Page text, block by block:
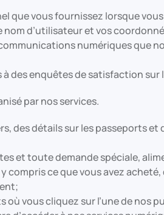
que vous fournissez lorsque
d’utilisateur et vos
numériques que
des enquêtes de satisfaction sur
par nos services.
des détails sur les passeports et
et toute demande spéciale,
compris ce que vous avez
où vous cliquez sur l’une de nos